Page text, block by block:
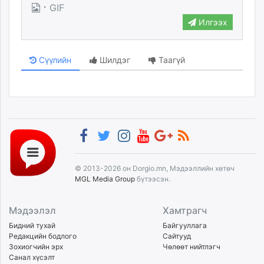
unuudur.mn
mglradio.com
fact.mn
itoim.mn
shuum.mn
tvmongolia.mn
mass.mn
unegui.mn
assa.mn
paparazzi.mn
unread.today
· GIF
Илгээх
Сүүлийн Шилдэг Таагүй
© 2013-2026 он Dorgio.mn, Мэдээллийн хөтөч
MGL Media Group бүтээсэн.
Мэдээлэл
Бидний тухай
Редакцийн бодлого
Зохиогчийн эрх
Санал хүсэлт
Хамтрагч
Байгууллага
Сайтууд
Чөлөөт нийтлэгч